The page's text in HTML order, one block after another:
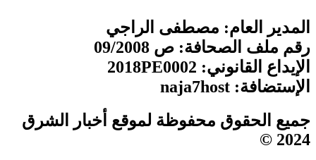
المدير العام: مصطفى الراجي
رقم ملف الصحافة: ص 09/2008
الإيداع القانوني: 2018PE0002
الإستضافة: naja7host
جميع الحقوق محفوظة لموقع أخبار الشرق
2024 ©